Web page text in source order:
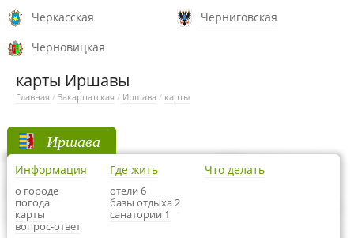
Черкасская
Черниговская
Черновицкая
карты Иршавы
Главная / Закарпатская / Иршава / карты
Иршава
Информация
о городе
погода
карты
вопрос-ответ
Где жить
отели 6
базы отдыха 2
санатории 1
Что делать